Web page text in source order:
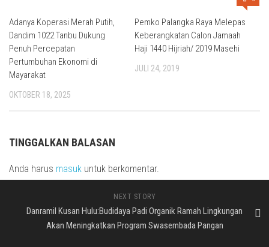
Adanya Koperasi Merah Putih,
Dandim 1022 Tanbu Dukung
Penuh Percepatan
Pertumbuhan Ekonomi di
Mayarakat
OKTOBER 18, 2025
Pemko Palangka Raya Melepas
Keberangkatan Calon Jamaah
Haji 1440 Hijriah/ 2019 Masehi
JULI 24, 2019
TINGGALKAN BALASAN
Anda harus masuk untuk berkomentar.
NEXT STORY
Danramil Kusan Hulu:Budidaya Padi Organik Ramah Lingkungan
Akan Meningkatkan Program Swasembada Pangan